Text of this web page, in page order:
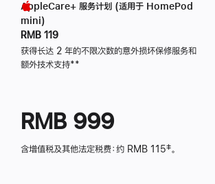
AppleCare+ 服务计划 (适用于 HomePod
mini)
RMB 119
获得长达 2 年的不限次数的意外损坏保修服务和
额外技术支持脚
**
RMB 999
含增值税及其他法定税费：约 RMB 115‡。